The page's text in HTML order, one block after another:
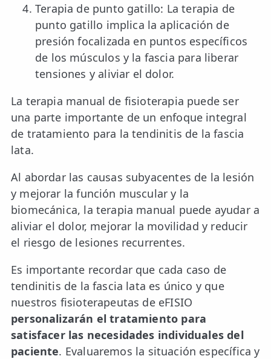
Terapia de punto gatillo: La terapia de
punto gatillo implica la aplicación de
presión focalizada en puntos específicos
de los músculos y la fascia para liberar
tensiones y aliviar el dolor.
La terapia manual de fisioterapia puede ser
una parte importante de un enfoque integral
de tratamiento para la tendinitis de la fascia
lata.
Al abordar las causas subyacentes de la lesión
y mejorar la función muscular y la
biomecánica, la terapia manual puede ayudar a
aliviar el dolor, mejorar la movilidad y reducir
el riesgo de lesiones recurrentes.
Es importante recordar que cada caso de
tendinitis de la fascia lata es único y que
nuestros fisioterapeutas de eFISIO
personalizarán el tratamiento para
satisfacer las necesidades individuales del
paciente. Evaluaremos la situación específica y